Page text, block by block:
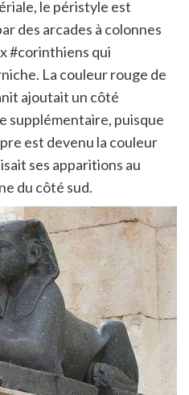
le péristyle est
des arcades à colonnes
#corinthiens qui
La couleur rouge de
ajoutait un côté
supplémentaire, puisque
est devenu la couleur
ses apparitions au
du côté sud.